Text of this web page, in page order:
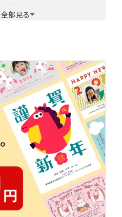
立てる
ービスを活用する
への返事はいつまでに送
部見る